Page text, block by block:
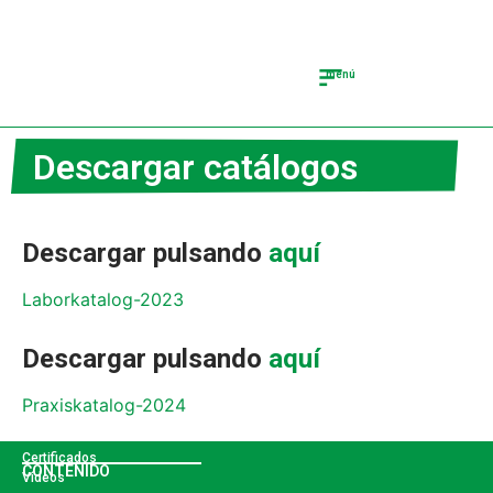
menú
Descargar catálogos
Descargar pulsando aquí
Laborkatalog-2023
Descargar pulsando aquí
Praxiskatalog-2024
CONTENIDO
Certificados
Vídeos